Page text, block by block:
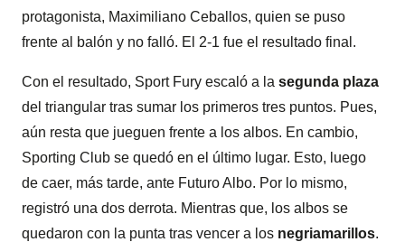
protagonista, Maximiliano Ceballos, quien se puso
frente al balón y no falló. El 2-1 fue el resultado final.
Con el resultado, Sport Fury escaló a la segunda plaza
del triangular tras sumar los primeros tres puntos. Pues,
aún resta que jueguen frente a los albos. En cambio,
Sporting Club se quedó en el último lugar. Esto, luego
de caer, más tarde, ante Futuro Albo. Por lo mismo,
registró una dos derrota. Mientras que, los albos se
quedaron con la punta tras vencer a los negriamarillos.